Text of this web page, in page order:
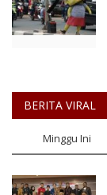
BERITA VIRAL
Minggu Ini